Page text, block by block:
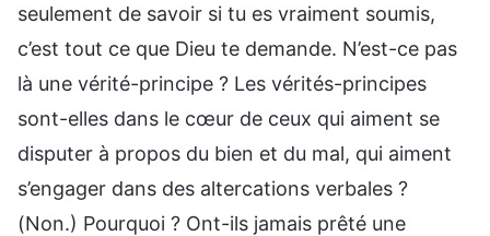
seulement de savoir si tu es vraiment soumis,
c’est tout ce que Dieu te demande. N’est-ce pas
là une vérité-principe ? Les vérités-principes
sont-elles dans le cœur de ceux qui aiment se
disputer à propos du bien et du mal, qui aiment
s’engager dans des altercations verbales ?
(Non.) Pourquoi ? Ont-ils jamais prêté une